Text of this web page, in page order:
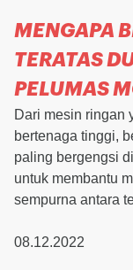
MENGAPA
TERATAS
PELUMAS
Dari mesin ringan
bertenaga tinggi,
paling bergengsi
untuk membantu
sempurna antara
08.12.2022